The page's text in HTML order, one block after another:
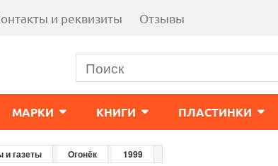
и реквизиты Отзывы
МАРКИ КНИГИ ПЛАСТИНКИ
газеты Огонёк 1999